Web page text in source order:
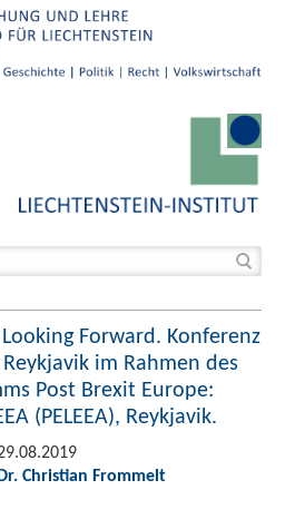
Forward. Konferenz
im Rahmen des
Post Brexit Europe:
(PELEEA), Reykjavik.
Christian Frommelt